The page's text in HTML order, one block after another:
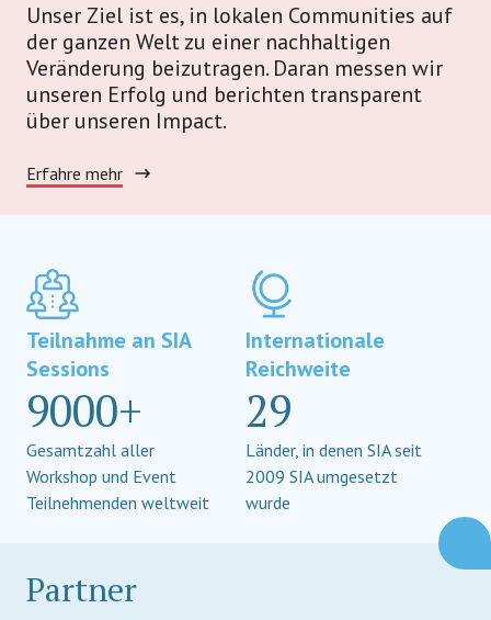
Unser Ziel ist es, in lokalen Communities auf
der ganzen Welt zu einer nachhaltigen
Veränderung beizutragen. Daran messen wir
unseren Erfolg und berichten transparent
über unseren Impact.
Erfahre mehr
Teilnahme an SIA
Sessions
9000+
Gesamtzahl aller
Workshop und Event
Teilnehmenden weltweit
Internationale
Reichweite
29
Länder, in denen SIA seit
2009 SIA umgesetzt
wurde
Partner